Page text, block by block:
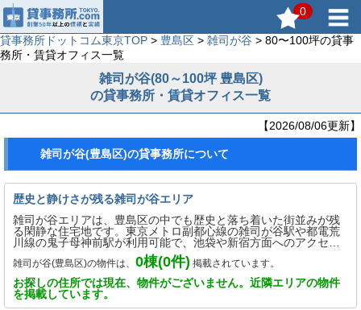
0
貸事務所ドットコム東京TOP > 豊島区 > 雑司が谷 > 80〜100坪の貸事
務所・賃貸オフィス一覧
雑司が谷(80～100坪 豊島区)
の貸事務所・賃貸オフィス一覧
【2026/08/06更新】
雑司が谷(豊島区)の貸事務所について
歴史と静けさが残る雑司が谷エリア
雑司が谷エリアは、豊島区の中でも歴史と落ち着いた街並みが残
る閑静な住宅地です。東京メトロ副都心線の雑司が谷駅や都電荒
川線の鬼子母神前駅が利用可能で、池袋や新宿方面へのアクセス
も良好です。エリア内には雑司ヶ谷鬼子母神堂や旧宣教師館など
の歴史的建造物が点在し、情緒ある街並みが広がります。繁華街
の池袋に隣接しながらも、静けさと緑が保たれており、士業オフ
ィスや教室、医療施設など落ち着いた用途の事務所にも適してい
ます。都心にありながら落ち着いた執務環境を求める方におすす
雑司が谷(豊島区)の物件は、 0棟(0件) 掲載されています。
お探しの住所では現在、物件がございません。近隣エリアの物件
を掲載しています。